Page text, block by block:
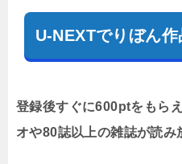
U-NEXTでりぼん作
登録後すぐに600ptをもら
オや80誌以上の雑誌が読み